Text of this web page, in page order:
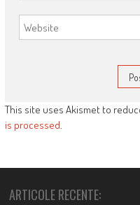
This site uses Akismet to
is processed.
ARTICOLE RECENTE: